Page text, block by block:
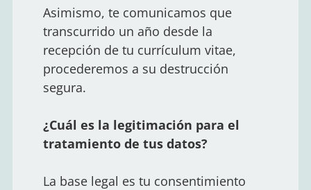
Asimismo, te comunicamos que
transcurrido un año desde la
recepción de tu currículum vitae,
procederemos a su destrucción
segura.
¿Cuál es la legitimación para el
tratamiento de tus datos?
La base legal es tu consentimiento